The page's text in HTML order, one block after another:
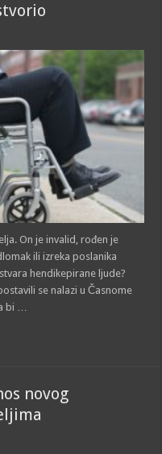
On je invalid, rođen je
ili izreka poslanika
hendikepirane ljude?
se nalazi u Časnome
bi …
novog